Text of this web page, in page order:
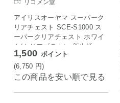
リコメン堂
アイリスオーヤマ スーパーク
リアチェスト SCE-S1000 ス
ーパークリアチェスト ホワイ
ト/クリアブラウン 新生活
1,500 ポイント
(6,750 円)
この商品を安い順で見る